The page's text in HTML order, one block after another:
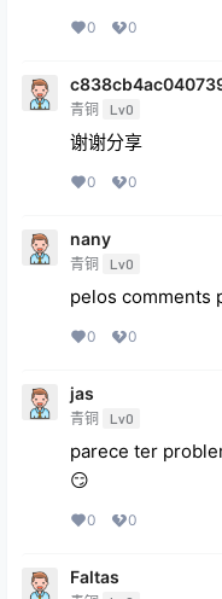
0 0
青铜 Lv0
谢谢分享
0 0
nany
青铜 Lv0
pelos comments
0 0
jas
青铜 Lv0
parece ter
😏
0 0
Faltas